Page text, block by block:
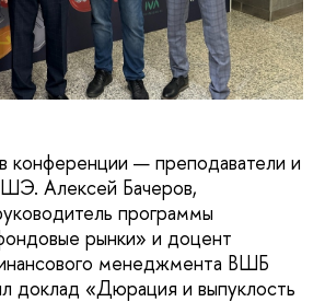
конференции — преподаватели и
Алексей Бачеров,
программы
рынки» и доцент
менеджмента ВШБ
доклад «Дюрация и выпуклость